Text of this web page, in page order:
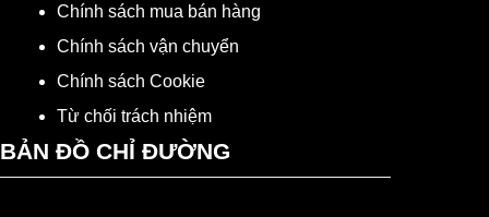
Chính sách mua bán hàng
Chính sách vận chuyển
Chính sách Cookie
Từ chối trách nhiệm
BẢN ĐỒ CHỈ ĐƯỜNG